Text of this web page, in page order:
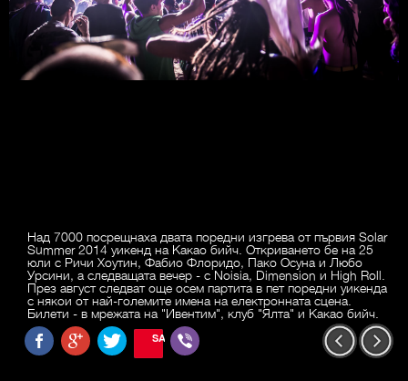
Над 7000 посрещнаха двата поредни изгрева от първия Solar
Summer 2014 уикенд на Какао бийч. Откриването бе на 25
юли с Ричи Хоутин, Фабио Флоридо, Пако Осуна и Любо
Урсини, а следващата вечер - с Noisia, Dimension и High Roll.
През август следват още осем партита в пет поредни уикенда
с някои от най-големите имена на електронната сцена.
Билети - в мрежата на "Ивентим", клуб "Ялта" и Какао бийч.
SAVE